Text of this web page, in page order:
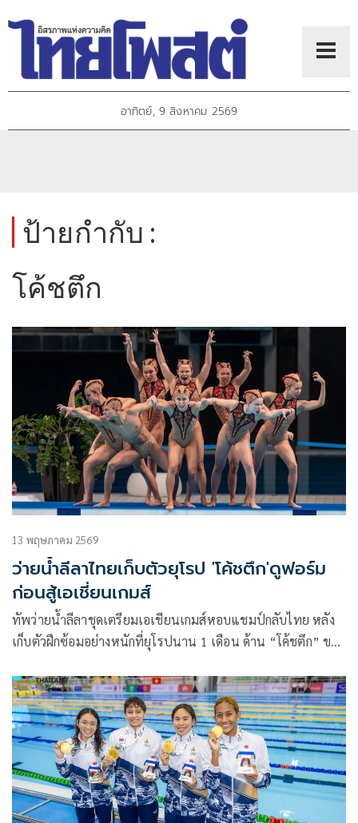
อาทิตย์, 9 สิงหาคม 2569
ป้ายกำกับ :
โค้ชตึก
13 พฤษภาคม 2569
ว่ายน้ำลีลาไทยเก็บตัวยุโรป 'โค้ชตึก'ดูฟอร์ม
ก่อนสู้เอเชี่ยนเกมส์
ทัพว่ายน้ำลีลาชุดเตรียมเอเชียนเกมส์หอบแชมป์กลับไทย หลัง
เก็บตัวฝึกซ้อมอย่างหนักที่ยุโรปนาน 1 เดือน ด้าน “โค้ชตึก” ขอ
กรกฎาคมนี้ ก่อนจะตั้งเป้าในศึกเอเชียนเกมส์ แต่ก็ยืนยันว่าจะ
ต้องทำผลงานให้ดีกว่าเอเชียนเกมส์ครั้งที่แล้ว